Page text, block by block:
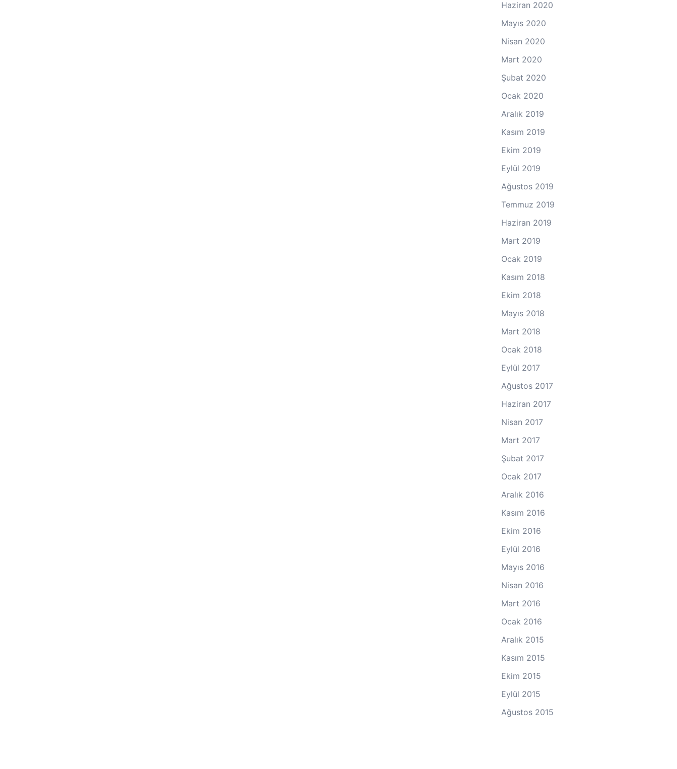
Haziran 2020
Mayıs 2020
Nisan 2020
Mart 2020
Şubat 2020
Ocak 2020
Aralık 2019
Kasım 2019
Ekim 2019
Eylül 2019
Ağustos 2019
Temmuz 2019
Haziran 2019
Mart 2019
Ocak 2019
Kasım 2018
Ekim 2018
Mayıs 2018
Mart 2018
Ocak 2018
Eylül 2017
Ağustos 2017
Haziran 2017
Nisan 2017
Mart 2017
Şubat 2017
Ocak 2017
Aralık 2016
Kasım 2016
Ekim 2016
Eylül 2016
Mayıs 2016
Nisan 2016
Mart 2016
Ocak 2016
Aralık 2015
Kasım 2015
Ekim 2015
Eylül 2015
Ağustos 2015